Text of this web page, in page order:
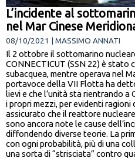
L’incidente al
nel Mar Cinese
08/10/2021 | MASSIMO ANNATI
Il 2 ottobre il sottomarino
CONNECTICUT (SSN 22) è
subacquea, mentre operava nel
portavoce della VII Flotta ha
lievi e che l’unità sta rientrando a
i propri mezzi, per evidenti ragioni
assicurato che il reattore
sono ancora note le cause
diffondendo diverse teorie. La
con ogni probabilità, più di una
una sorta di “strisciata” contro